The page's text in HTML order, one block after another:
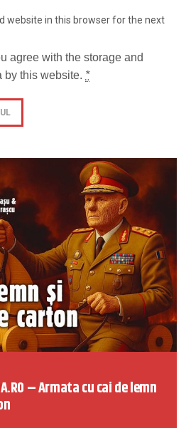
website in this browser for the next
agree with the storage and
by this website. *
– Armata cu cai de lemn